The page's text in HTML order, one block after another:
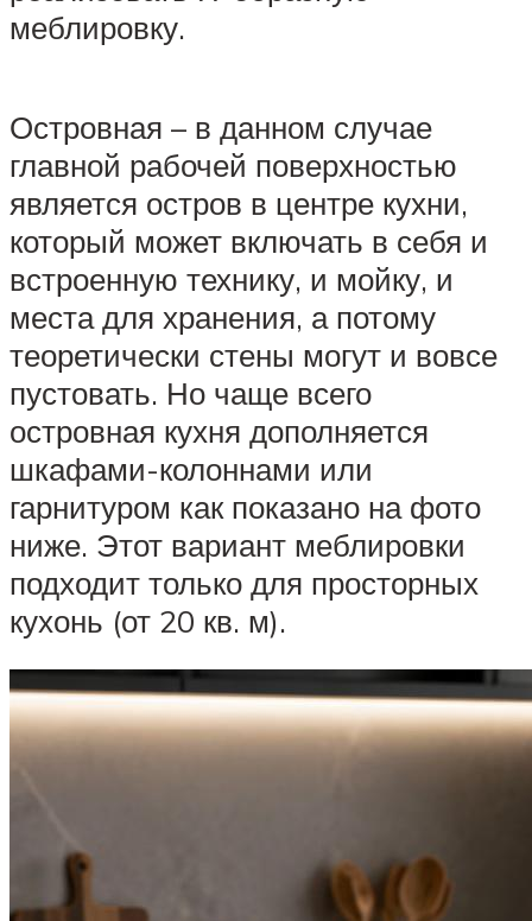
меблировку.
Островная – в данном случае
главной рабочей поверхностью
является остров в центре кухни,
который может включать в себя и
встроенную технику, и мойку, и
места для хранения, а потому
теоретически стены могут и вовсе
пустовать. Но чаще всего
островная кухня дополняется
шкафами-колоннами или
гарнитуром как показано на фото
ниже. Этот вариант меблировки
подходит только для просторных
кухонь (от 20 кв. м).